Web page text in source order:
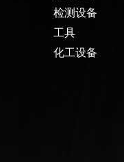
检测设备
工具
化工设备